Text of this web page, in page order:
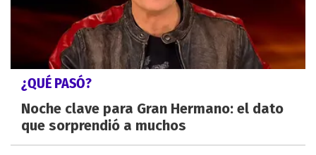
¿QUÉ PASÓ?
Noche clave para Gran Hermano: el dato
que sorprendió a muchos